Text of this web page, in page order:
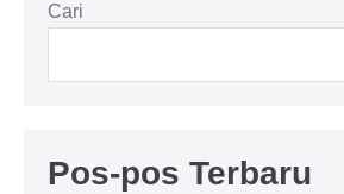
Cari
Pos-pos Terbaru